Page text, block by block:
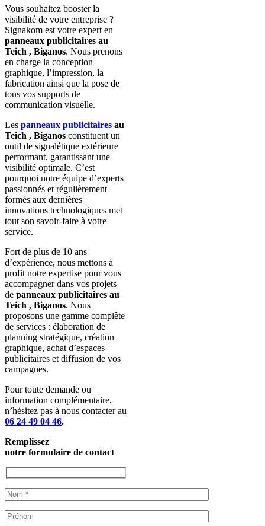
Vous souhaitez booster la
visibilité de votre entreprise ?
Signakom est votre expert en
panneaux publicitaires au
Teich , Biganos. Nous prenons
en charge la conception
graphique, l’impression, la
fabrication ainsi que la pose de
tous vos supports de
communication visuelle.
Les panneaux publicitaires au
Teich , Biganos constituent un
outil de signalétique extérieure
performant, garantissant une
visibilité optimale. C’est
pourquoi notre équipe d’experts
passionnés et régulièrement
formés aux dernières
innovations technologiques met
tout son savoir-faire à votre
service.
Fort de plus de 10 ans
d’expérience, nous mettons à
profit notre expertise pour vous
accompagner dans vos projets
de panneaux publicitaires au
Teich , Biganos. Nous
proposons une gamme complète
de services : élaboration de
planning stratégique, création
graphique, achat d’espaces
publicitaires et diffusion de vos
campagnes.
Pour toute demande ou
information complémentaire,
n’hésitez pas à nous contacter au
06 24 49 04 46.
Remplissez
notre formulaire de contact